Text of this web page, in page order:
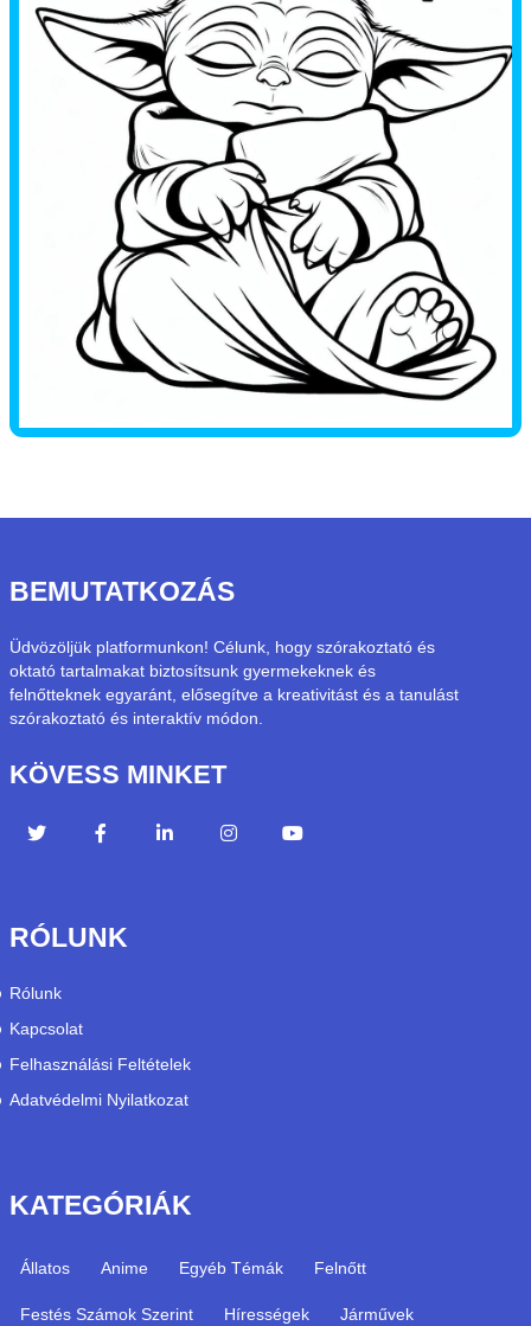
BEMUTATKOZÁS
Üdvözöljük platformunkon! Célunk, hogy szórakoztató és
oktató tartalmakat biztosítsunk gyermekeknek és
felnőtteknek egyaránt, elősegítve a kreativitást és a tanulást
szórakoztató és interaktív módon.
KÖVESS MINKET
RÓLUNK
Rólunk
Kapcsolat
Felhasználási Feltételek
Adatvédelmi Nyilatkozat
KATEGÓRIÁK
Állatos Anime Egyéb Témák Felnőtt
Festés Számok Szerint Hírességek Járművek